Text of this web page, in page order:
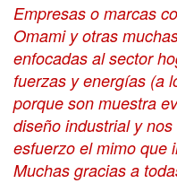
Empresas o marcas
Omami y otras
enfocadas al sector
fuerzas y energías (a
porque son muestra
diseño industrial y
esfuerzo el mimo que
Muchas gracias a